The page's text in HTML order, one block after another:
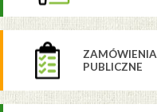
ZAMÓWIENIA
PUBLICZNE